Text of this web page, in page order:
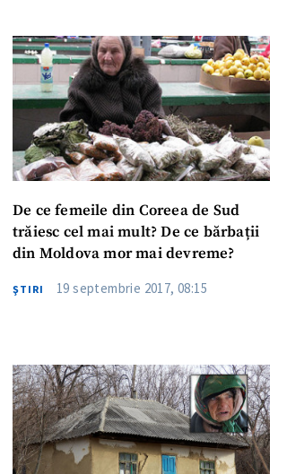
De ce femeile din Coreea de Sud
trăiesc cel mai mult? De ce bărbații
din Moldova mor mai devreme?
ŞTIRI 19 septembrie 2017, 08:15